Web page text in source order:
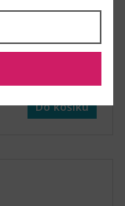
DPH / bal. (1 ks)
Do košíku